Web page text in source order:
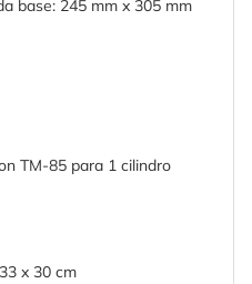
base: 245 mm x 305 mm
TM-85 para 1 cilindro
x 30 cm